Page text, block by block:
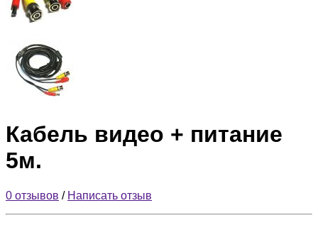
Кабель видео + питание
5м.
0 отзывов / Написать отзыв